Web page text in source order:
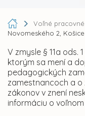
Voľné pracovné
Novomeského 2, Košice
V zmysle § 11a ods.
ktorým sa mení a
pedagogických
zamestnancoch a o
zákonov v znení
informáciu o